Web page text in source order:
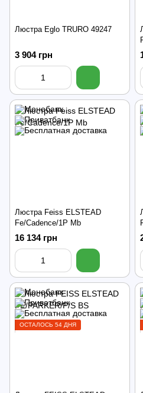
Люстра Eglo TRURO 49247
3 904 грн
Люстра Feiss ELSTEAD
Fe/Cadence/1P Mb
16 134 грн
ОСТАЛОСЬ 54 ДНЯ